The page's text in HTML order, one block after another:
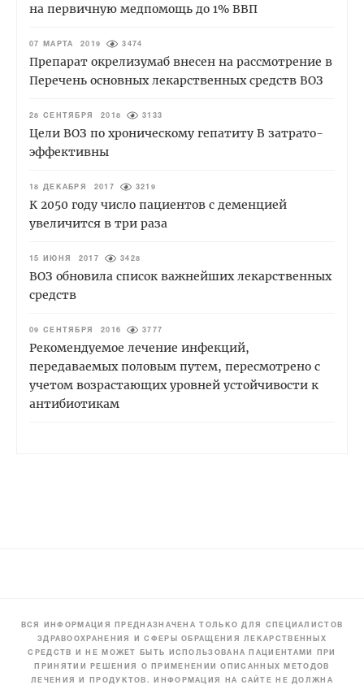
на первичную медпомощь до 1% ВВП
07 МАРТА 2019 3474
Препарат окрелизумаб внесен на рассмотрение в
Перечень основных лекарственных средств ВОЗ
28 СЕНТЯБРЯ 2018 3133
Цели ВОЗ по хроническому гепатиту В затрато-
эффективны
18 ДЕКАБРЯ 2017 3219
К 2050 году число пациентов с деменцией
увеличится в три раза
15 ИЮНЯ 2017 3428
ВОЗ обновила список важнейших лекарственных
средств
09 СЕНТЯБРЯ 2016 3777
Рекомендуемое лечение инфекций,
передаваемых половым путем, пересмотрено с
учетом возрастающих уровней устойчивости к
антибиотикам
ВСЯ ИНФОРМАЦИЯ ПРЕДНАЗНАЧЕНА ТОЛЬКО ДЛЯ СПЕЦИАЛИСТОВ
ЗДРАВООХРАНЕНИЯ И СФЕРЫ ОБРАЩЕНИЯ ЛЕКАРСТВЕННЫХ
СРЕДСТВ И НЕ МОЖЕТ БЫТЬ ИСПОЛЬЗОВАНА ПАЦИЕНТАМИ ПРИ
ПРИНЯТИИ РЕШЕНИЯ О ПРИМЕНЕНИИ ОПИСАННЫХ МЕТОДОВ
ЛЕЧЕНИЯ И ПРОДУКТОВ. ИНФОРМАЦИЯ НА САЙТЕ НЕ ДОЛЖНА